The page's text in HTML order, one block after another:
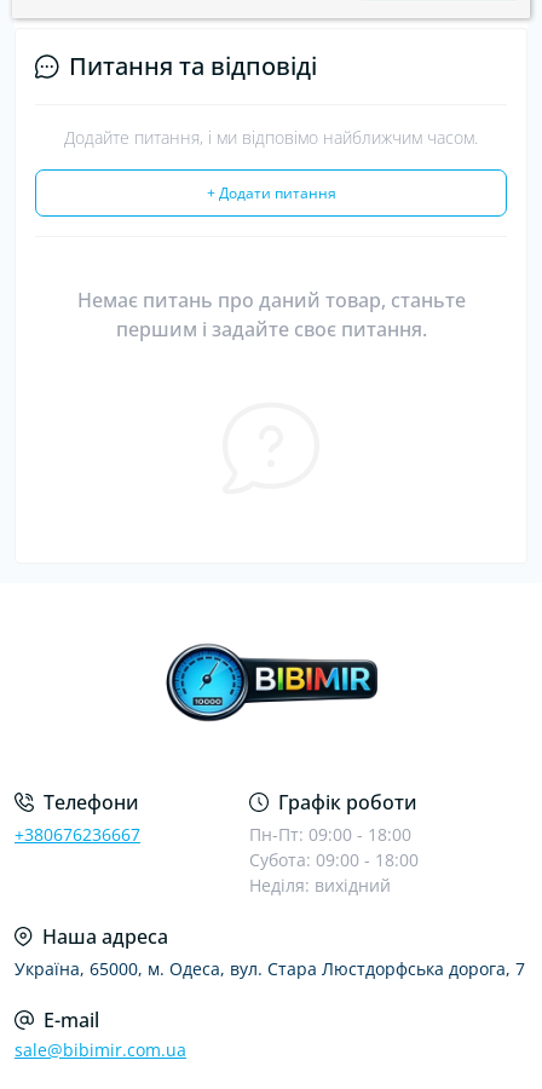
Питання та відповіді
Додайте питання, і ми відповімо найближчим часом.
+ Додати питання
Немає питань про даний товар, станьте
першим і задайте своє питання.
Телефони
+380676236667
Графік роботи
Пн-Пт: 09:00 - 18:00
Субота: 09:00 - 18:00
Неділя: вихідний
Наша адреса
Україна, 65000, м. Одеса, вул. Стара Люстдорфська дорога, 7
E-mail
sale@bibimir.com.ua